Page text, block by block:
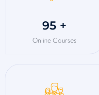
113 +
Online Courses